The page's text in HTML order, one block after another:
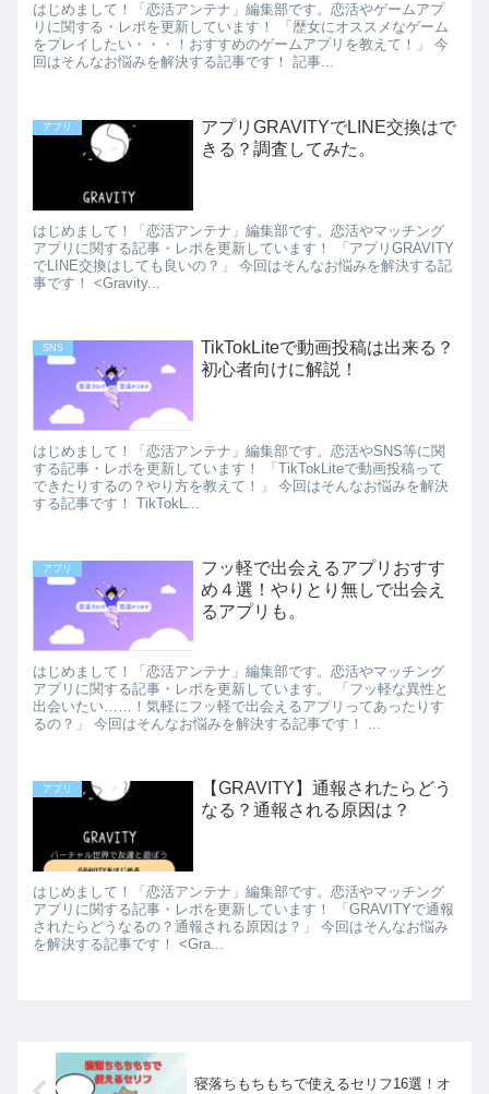
はじめまして！「恋活アンテナ」編集部です。恋活やゲームアプ
リに関する・レポを更新しています！ 「歴女にオススメなゲーム
をプレイしたい・・・！おすすめのゲームアプリを教えて！」 今
回はそんなお悩みを解決する記事です！ 記事...
アプリ
アプリGRAVITYでLINE交換はで
きる？調査してみた。
はじめまして！「恋活アンテナ」編集部です。恋活やマッチング
アプリに関する記事・レポを更新しています！ 「アプリGRAVITY
でLINE交換はしても良いの？」 今回はそんなお悩みを解決する記
事です！ <Gravity...
SNS
TikTokLiteで動画投稿は出来る？
初心者向けに解説！
はじめまして！「恋活アンテナ」編集部です。恋活やSNS等に関
する記事・レポを更新しています！ 「TikTokLiteで動画投稿って
できたりするの？やり方を教えて！」 今回はそんなお悩みを解決
する記事です！ TikTokL...
アプリ
フッ軽で出会えるアプリおすす
め４選！やりとり無しで出会え
るアプリも。
はじめまして！「恋活アンテナ」編集部です。恋活やマッチング
アプリに関する記事・レポを更新しています。 「フッ軽な異性と
出会いたい……！気軽にフッ軽で出会えるアプリってあったりす
るの？」 今回はそんなお悩みを解決する記事です！ ...
アプリ
【GRAVITY】通報されたらどう
なる？通報される原因は？
はじめまして！「恋活アンテナ」編集部です。恋活やマッチング
アプリに関する記事・レポを更新しています！ 「GRAVITYで通報
されたらどうなるの？通報される原因は？」 今回はそんなお悩み
を解決する記事です！ <Gra...
寝落ちもちもちで使えるセリフ16選！オ